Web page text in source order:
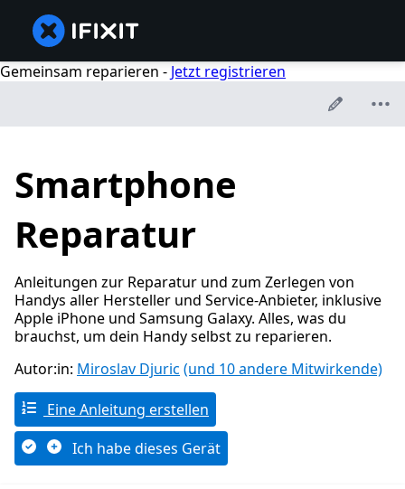
Gemeinsam reparieren - Jetzt registrieren
Smartphone
Reparatur
Anleitungen zur Reparatur und zum Zerlegen von
Handys aller Hersteller und Service-Anbieter, inklusive
Apple iPhone und Samsung Galaxy. Alles, was du
brauchst, um dein Handy selbst zu reparieren.
Autor:in: Miroslav Djuric (und 10 andere Mitwirkende)
Eine Anleitung erstellen
Ich habe dieses Gerät